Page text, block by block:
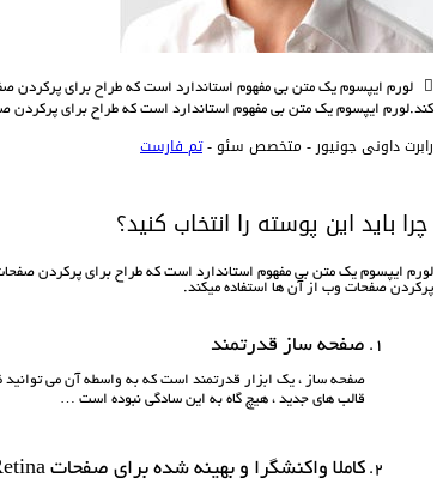
لورم ايپسوم يک متن بی مفهوم استاندارد است که طراح برای
کند.لورم ايپسوم يک متن بی مفهوم استاندارد است که طراح برای پرکردن
رابرت داونی جونیور - متخصص سئو -تم فارست
چرا باید این پوسته را انتخاب کنید؟
لورم ايپسوم يک متن بی مفهوم استاندارد است که طراح برای پرکردن
پرکردن صفحات وب از آن ها استفاده ميکند.
صفحه ساز قدرتمند
صفحه ساز ، یک ابزار قدرتمند است که به واسطه آن می
قالب های جدید ، هیچ گاه به این سادگی نبوده است …
کاملا واکنشگرا و بهینه شده برای صفحات Retina